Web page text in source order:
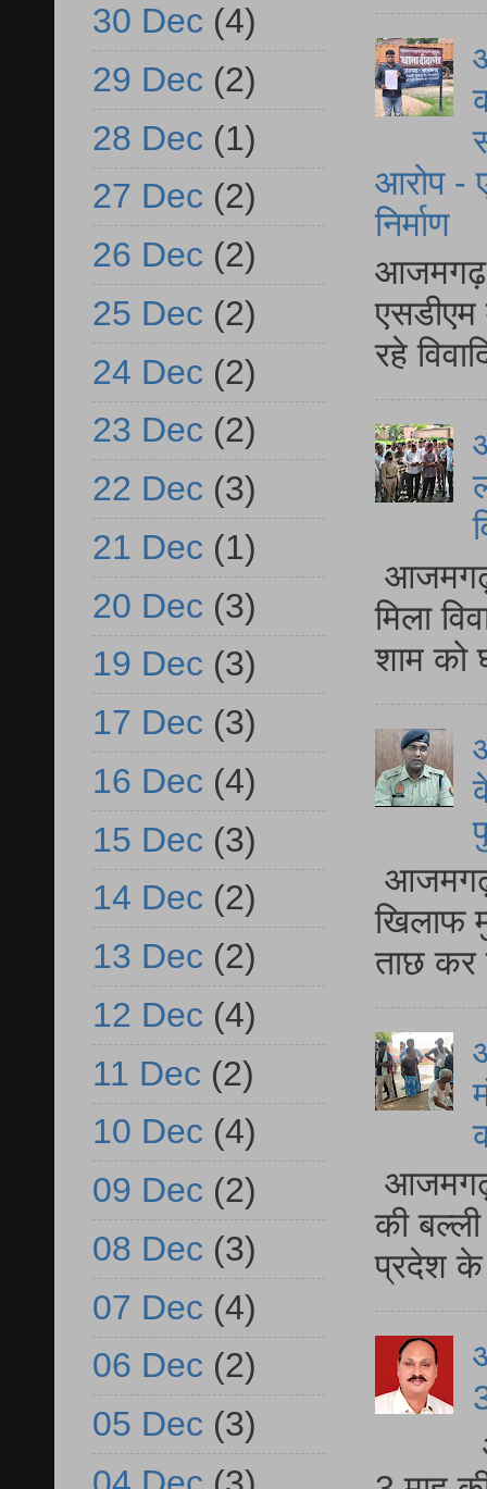
आरोप -
निर्माण
आजमगढ़
एसडीएम
रहे
आजमगढ़
मिला
शाम को
आजमगढ़
खिलाफ
ताछ कर
आजमगढ़
की
प्रदेश
30 Dec (4)
29 Dec (2)
28 Dec (1)
27 Dec (2)
26 Dec (2)
25 Dec (2)
24 Dec (2)
23 Dec (2)
22 Dec (3)
21 Dec (1)
20 Dec (3)
19 Dec (3)
17 Dec (3)
16 Dec (4)
15 Dec (3)
14 Dec (2)
13 Dec (2)
12 Dec (4)
11 Dec (2)
10 Dec (4)
09 Dec (2)
08 Dec (3)
07 Dec (4)
06 Dec (2)
05 Dec (3)